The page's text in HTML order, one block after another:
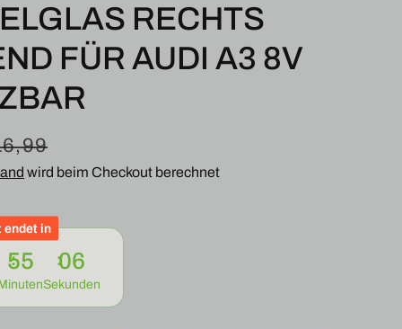
RECHTS
FÜR AUDI A3 8V
wird beim Checkout berechnet
endet in
55 05
Sekunden